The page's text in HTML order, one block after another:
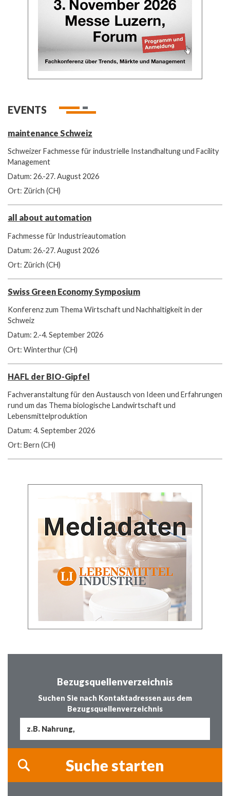
EVENTS
maintenance Schweiz
Schweizer Fachmesse für industrielle Instandhaltung und Facility
Management
Datum: 26.-27. August 2026
Ort: Zürich (CH)
all about automation
Fachmesse für Industrieautomation
Datum: 26.-27. August 2026
Ort: Zürich (CH)
Swiss Green Economy Symposium
Konferenz zum Thema Wirtschaft und Nachhaltigkeit in der
Schweiz
Datum: 2.-4. September 2026
Ort: Winterthur (CH)
HAFL der BIO-Gipfel
Fachveranstaltung für den Austausch von Ideen und Erfahrungen
rund um das Thema biologische Landwirtschaft und
Lebensmittelproduktion
Datum: 4. September 2026
Ort: Bern (CH)
Bezugsquellenverzeichnis
Suchen Sie nach Kontaktadressen aus dem
Bezugsquellenverzeichnis